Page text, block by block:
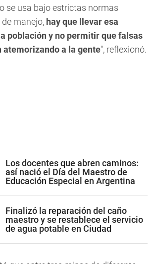
se usa bajo estrictas normas
manejo, hay que llevar esa
población y no permitir que falsas
atemorizando a la gente", reflexionó.
Los docentes que abren caminos:
así nació el Día del Maestro de
Educación Especial en Argentina
Finalizó la reparación del caño
maestro y se restablece el servicio
de agua potable en Ciudad